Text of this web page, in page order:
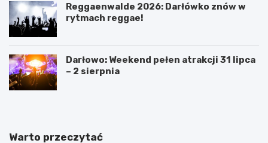
Reggaenwalde 2026: Darłówko znów w
rytmach reggae!
Darłowo: Weekend pełen atrakcji 31 lipca
– 2 sierpnia
Warto przeczytać